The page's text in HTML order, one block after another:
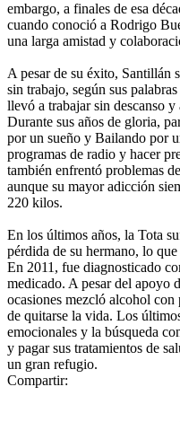
embargo, a finales de esa
cuando conoció a Rodrigo
una larga amistad y
A pesar de su éxito, Santillán
sin trabajo, según sus
llevó a trabajar sin descanso
Durante sus años de gloria,
por un sueño y Bailando por
programas de radio y hacer
también enfrentó problemas
aunque su mayor adicción
220 kilos.
En los últimos años, la Tota
pérdida de su hermano, lo
En 2011, fue diagnosticado
medicado. A pesar del apoyo
ocasiones mezcló alcohol
de quitarse la vida. Los
emocionales y la búsqueda
y pagar sus tratamientos de
un gran refugio.
Compartir: